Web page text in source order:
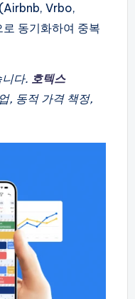
Vrbo,
동기화하여 중복
다. 호텍스
, 동적 가격 책정,